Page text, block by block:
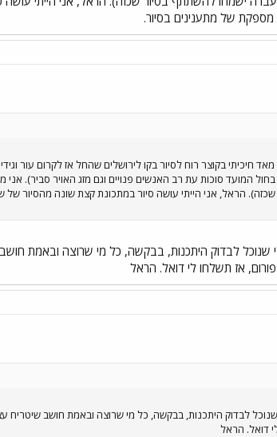
של מתענינים בסיור.
חיכיתי בקוצר רוח לסיור בקו לירושלים שהחל אז לקרום עור
המועד סוכות עת רב האנשים פנויים וגם מזג האויר סביר). אני
הראל, אני הייתי עושה סיור במתכונת קצת שונה מהסיור
שנוכל לבדוק היתכנות, בבקשה, כל מי שרוצה ובאמת
אז תשלחו לי דואל. הראל
לבדוק היתכנות, בבקשה, כל מי שרוצה ובאמת חושב שיטריח
דואל. הראל